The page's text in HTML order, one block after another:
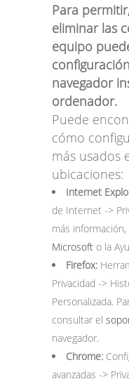
Para
eliminar las
equipo
navegador
ordenador.
Puede
cómo
más usados
ubicaciones:
Internet
de Internet ->
más
Microsoft o la
Firefox:
Privacidad ->
Personalizada.
consultar el
navegador.
Chrome:
avanzadas ->